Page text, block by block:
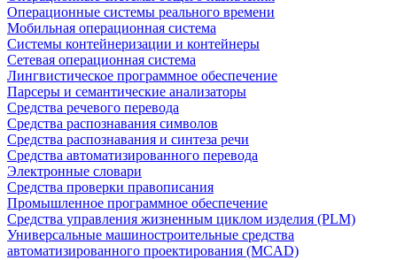
Операционные системы реального времени
Мобильная операционная система
Системы контейнеризации и контейнеры
Сетевая операционная система
Лингвистическое программное обеспечение
Парсеры и семантические анализаторы
Средства речевого перевода
Средства распознавания символов
Средства распознавания и синтеза речи
Средства автоматизированного перевода
Электронные словари
Средства проверки правописания
Промышленное программное обеспечение
Средства управления жизненным циклом изделия (PLM)
Универсальные машиностроительные средства
автоматизированного проектирования (MCAD)